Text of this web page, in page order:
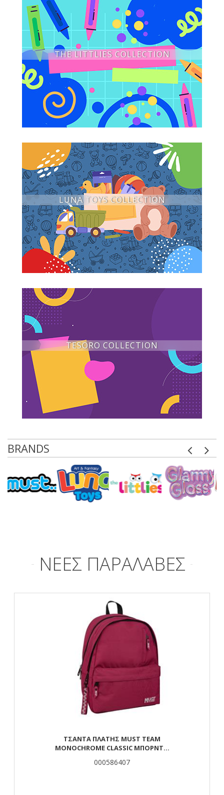
THE LITTLIES COLLECTION
LUNA TOYS COLLECTION
TESORO COLLECTION
BRANDS
ΝΕΕΣ ΠΑΡΑΛΑΒΕΣ
ΤΣΆΝΤΑ ΠΛΆΤΗΣ MUST TEAM
MONOCHROME CLASSIC ΜΠΟΡΝΤΌ
000586407